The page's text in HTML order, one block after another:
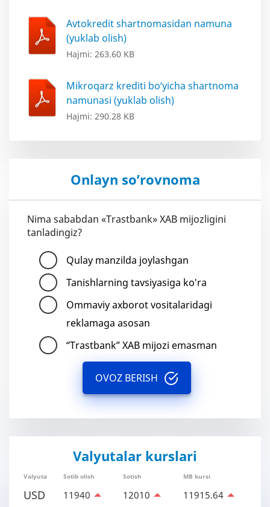
Avtokredit shartnomasidan namuna
(yuklab olish)
Hajmi: 263.60 KB
Mikroqarz krediti bo‘yicha shartnoma
namunasi (yuklab olish)
Hajmi: 290.28 KB
Onlayn so’rovnoma
Nima sababdan «Trastbank» XAB mijozligini
tanladingiz?
Qulay manzilda joylashgan
Tanishlarning tavsiyasiga ko'ra
Ommaviy axborot vositalaridagi
reklamaga asosan
“Trastbank” XAB mijozi emasman
OVOZ BERISH
Valyutalar kurslari
Valyuta Sotib olish Sotish MB kursi
USD 11940 12010 11915.64